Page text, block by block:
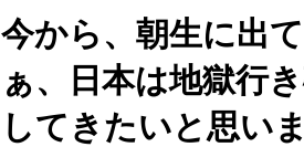
今から、朝生に出
ぁ、日本は地獄行
してきたいと思い